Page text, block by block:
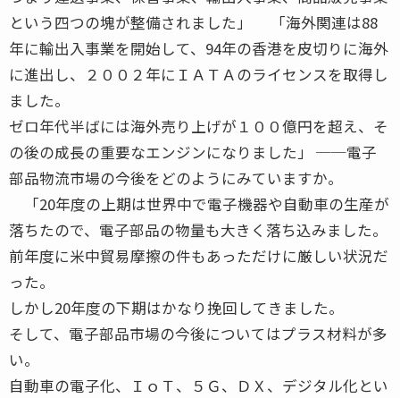
という四つの塊が整備されました」 「海外関連は88
年に輸出入事業を開始して、94年の香港を皮切りに海外
に進出し、２００２年にＩＡＴＡのライセンスを取得し
ました。
ゼロ年代半ばには海外売り上げが１００億円を超え、そ
の後の成長の重要なエンジンになりました」 ──電子
部品物流市場の今後をどのようにみていますか。
「20年度の上期は世界中で電子機器や自動車の生産が
落ちたので、電子部品の物量も大きく落ち込みました。
前年度に米中貿易摩擦の件もあっただけに厳しい状況だ
った。
しかし20年度の下期はかなり挽回してきました。
そして、電子部品市場の今後についてはプラス材料が多
い。
自動車の電子化、ＩｏＴ、５Ｇ、ＤＸ、デジタル化とい